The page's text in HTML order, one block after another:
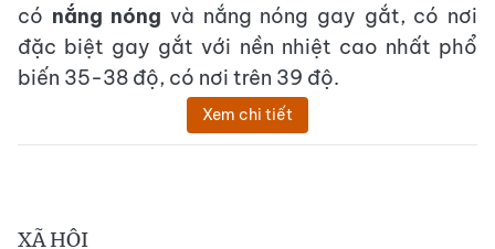
có nắng nóng và nắng nóng gay gắt, có nơi
đặc biệt gay gắt với nền nhiệt cao nhất phổ
biến 35-38 độ, có nơi trên 39 độ.
Xem chi tiết
XÃ HỘI